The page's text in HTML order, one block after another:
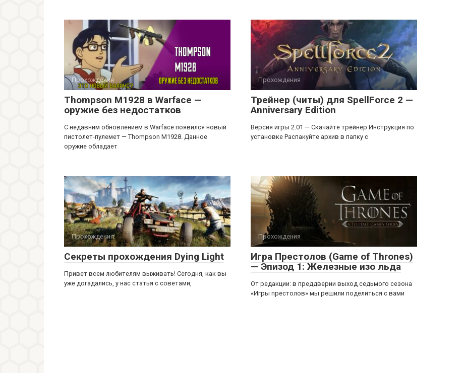
Прохождения
Thompson M1928 в Warface —
оружие без недостатков
С недавним обновлением в Warface появился новый
пистолет-пулемет — Thompson M1928. Данное
оружие обладает
Прохождения
Трейнер (читы) для SpellForce 2 —
Anniversary Edition
Версия игры 2.01 — Скачайте трейнер Инструкция по
установке Распакуйте архив в папку с
Прохождения
Секреты прохождения Dying Light
Привет всем любителям выживать! Сегодня, как вы
уже догадались, у нас статья с советами,
Прохождения
Игра Престолов (Game of Thrones)
— Эпизод 1: Железные изо льда
От редакции: в преддверии выход седьмого сезона
«Игры престолов» мы решили поделиться с вами